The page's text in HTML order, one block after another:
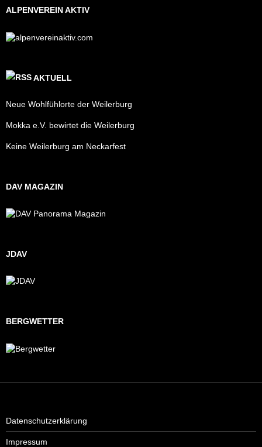
ALPENVEREIN AKTIV
AKTUELL
Neue Wohlfühlorte der Weilerburg
Mokka e.V. bewirtet die Weilerburg
Keine Weilerburg am Neckarfest
DAV MAGAZIN
JDAV
BERGWETTER
Datenschutzerklärung
Impressum